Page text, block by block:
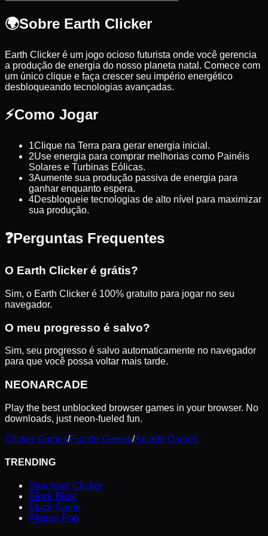
🌍Sobre Earth Clicker
Earth Clicker é um jogo ocioso futurista onde você gerencia
a produção de energia do nosso planeta natal. Comece com
um único clique e faça crescer seu império energético
desbloqueando tecnologias avançadas.
⚡Como Jogar
1Clique na Terra para gerar energia inicial.
2Use energia para comprar melhorias como Painéis
Solares e Turbinas Eólicas.
3Aumente sua produção passiva de energia para
ganhar enquanto espera.
4Desbloqueie tecnologias de alto nível para maximizar
sua produção.
❓Perguntas Frequentes
O Earth Clicker é grátis?
Sim, o Earth Clicker é 100% gratuito para jogar no seu
navegador.
O meu progresso é salvo?
Sim, seu progresso é salvo automaticamente no navegador
para que você possa voltar mais tarde.
NEONARCADE
Play the best unblocked browser games in your browser. No
downloads, just neon-fueled fun.
Clicker Games/Puzzle Games/Arcade Games
TRENDING
Spacebar Clicker
Block Blast
Stack Game
Pigeon Pop